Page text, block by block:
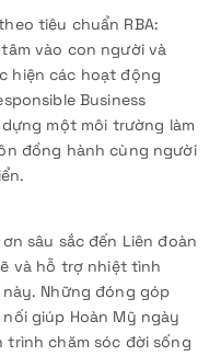
tiêu chuẩn RBA:
vào con người và
hiện các hoạt động
Business
một môi trường làm
đồng hành cùng người
sâu sắc đến Liên đoàn
và hỗ trợ nhiệt tình
Những đóng góp
giúp Hoàn Mỹ ngày
chăm sóc đời sống